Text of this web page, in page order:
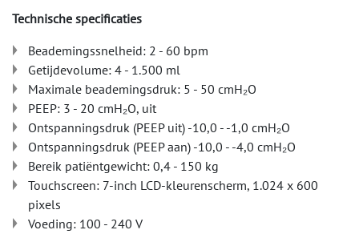
Technische specificaties
Beademingssnelheid: 2 - 60 bpm
Getijdevolume: 4 - 1.500 ml
Maximale beademingsdruk: 5 - 50 cmH₂O
PEEP: 3 - 20 cmH₂O, uit
Ontspanningsdruk (PEEP uit) -10,0 - -1,0 cmH₂O
Ontspanningsdruk (PEEP aan) -10,0 - -4,0 cmH₂O
Bereik patiëntgewicht: 0,4 - 150 kg
Touchscreen: 7-inch LCD-kleurenscherm, 1.024 x 600
pixels
Voeding: 100 - 240 V